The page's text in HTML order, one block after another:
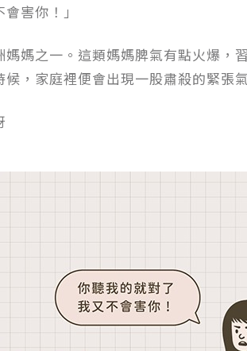
害你！」
媽之一。這類媽媽脾氣有點火爆，
，家庭裡便會出現一股肅殺的緊張